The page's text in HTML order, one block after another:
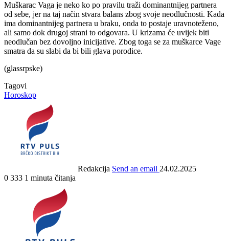
Muškarac Vaga je neko ko po pravilu traži dominantnijeg partnera
od sebe, jer na taj način stvara balans zbog svoje neodlučnosti. Kada
ima dominantnijeg partnera u braku, onda to postaje uravnoteženo,
ali samo dok drugoj strani to odgovara. U krizama će uvijek biti
neodlučan bez dovoljno inicijative. Zbog toga se za muškarce Vage
smatra da su slabi da bi bili glava porodice.
(glassrpske)
Tagovi
Horoskop
Redakcija Send an email 24.02.2025
0 333 1 minuta čitanja